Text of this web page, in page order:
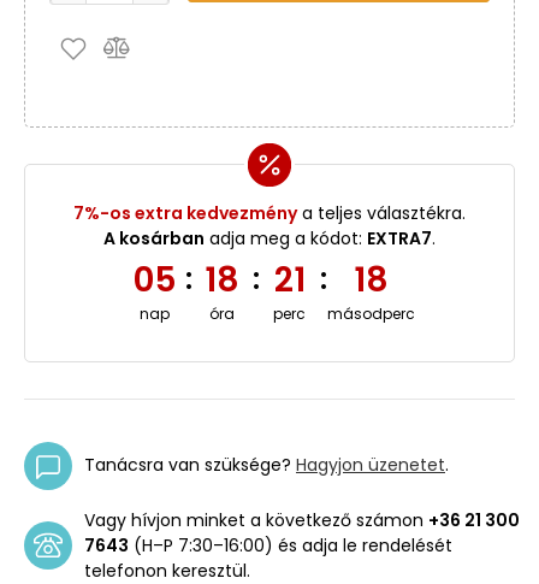
7%-os extra kedvezménya teljes választékra.
A kosárban adja meg a kódot: EXTRA7.
05
nap
: 18
óra
: 21
perc
: 17
másodperc
Tanácsra van szüksége? Hagyjon üzenetet.
Vagy hívjon minket a következő számon +36 21 300
7643 (H–P 7:30–16:00) és adja le rendelését
telefonon keresztül.